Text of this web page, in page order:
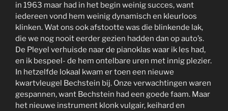
in 1963 maar had in het begin weinig succes, want
iedereen vond hem weinig dynamisch en kleurloos
klinken. Wat ons ook afstootte was die blinkende lak,
die we nog nooit eerder gezien hadden dan op auto’s.
De Pleyel verhuisde naar de pianoklas waar ik les had,
en ik bespeel- de hem ontelbare uren met innig plezier.
In hetzelfde lokaal kwam er toen een nieuwe
kwartvleugel Bechstein bij. Onze verwachtingen waren
gespannen, want Bechstein had een goede faam. Maar
het nieuwe instrument klonk vulgair, keihard en